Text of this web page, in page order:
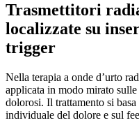
Trasmettitori
localizzate su
trigger
Nella terapia a onde d’urto
applicata in modo mirato
dolorosi. Il trattamento si
individuale del dolore e sul